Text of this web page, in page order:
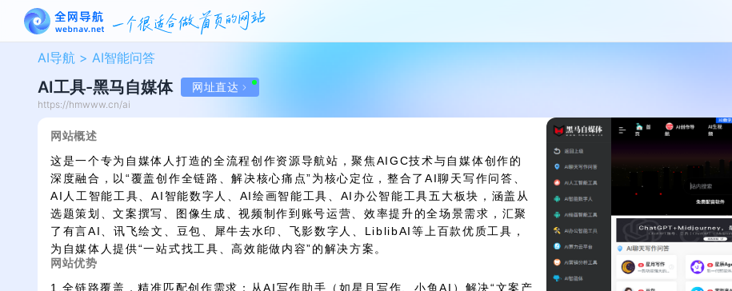
AI导航 >AI智能问答
AI工具-黑马自媒体 网址直达
https://hmwww.cn/ai
网站概述
这是一个专为自媒体人打造的全流程创作资源导航站，聚焦AIGC技术与自媒体创作的
深度融合，以“覆盖创作全链路、解决核心痛点”为核心定位，整合了AI聊天写作问答、
AI人工智能工具、AI智能数字人、AI绘画智能工具、AI办公智能工具五大板块，涵盖从
选题策划、文案撰写、图像生成、视频制作到账号运营、效率提升的全场景需求，汇聚
了有言AI、讯飞绘文、豆包、犀牛去水印、飞影数字人、LiblibAI等上百款优质工具，
为自媒体人提供“一站式找工具、高效能做内容”的解决方案。
网站优势
1.全链路覆盖，精准匹配创作需求：从AI写作助手（如星月写作、小鱼AI）解决“文案产